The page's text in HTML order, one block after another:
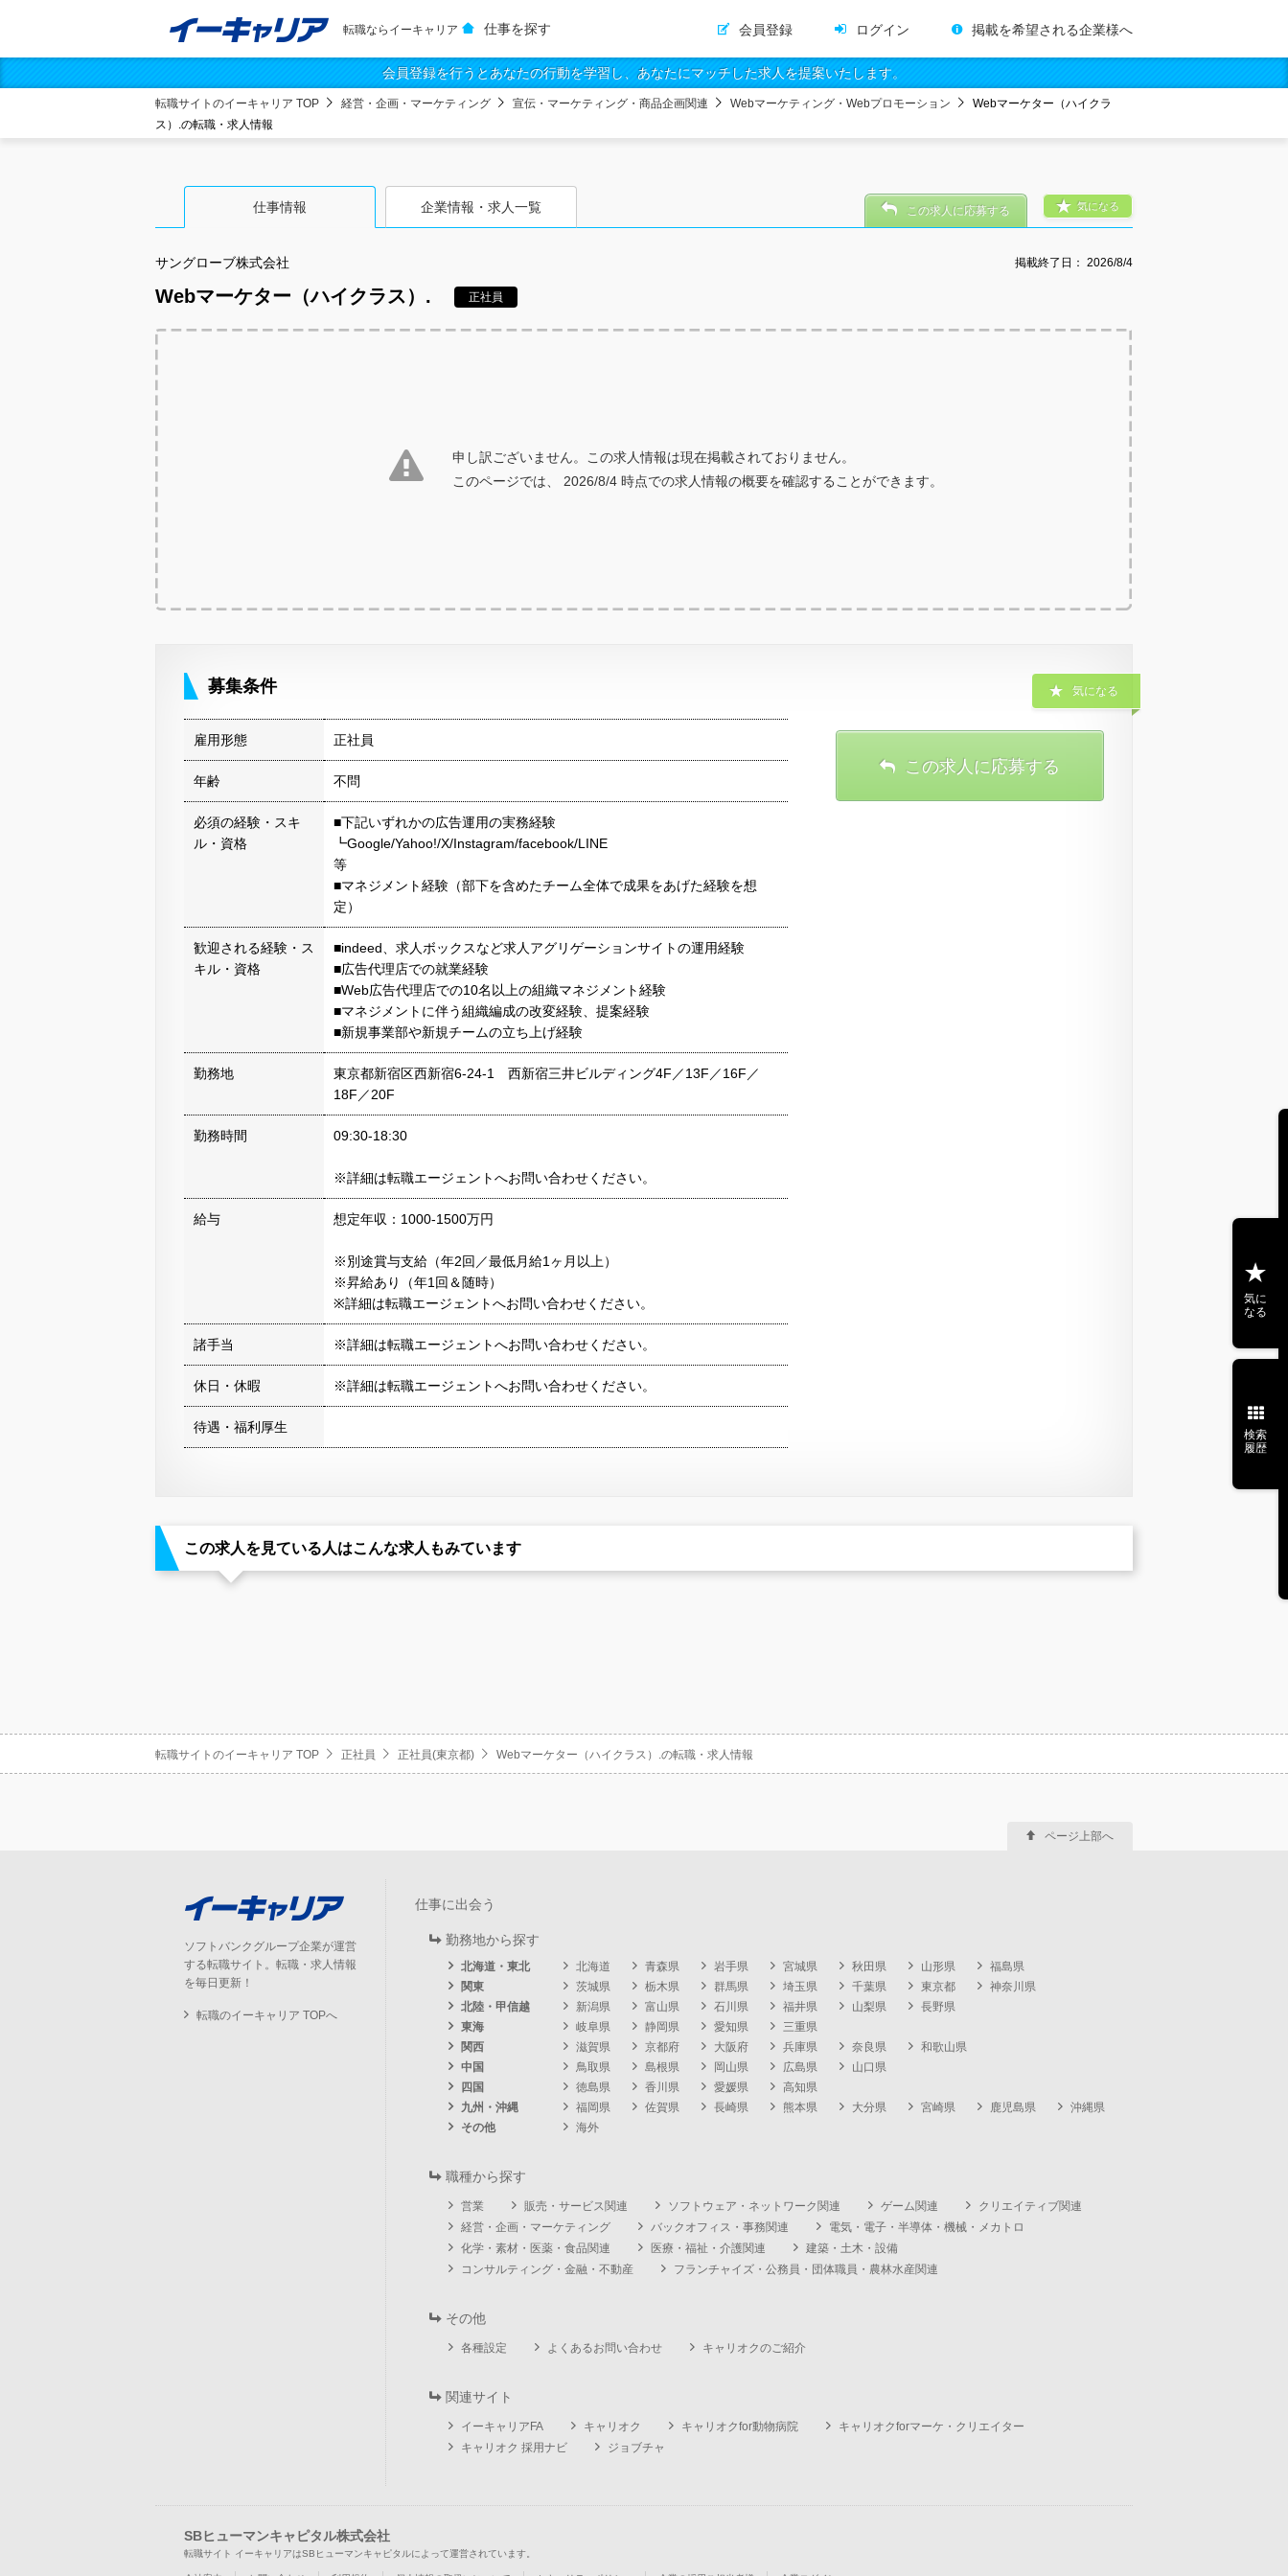
転職ならイーキャリア 仕事を探す 会員登録 ログイン 掲載を希望される企業様へ
会員登録を行うとあなたの行動を学習し、あなたにマッチした求人を提案いたします。
転職サイトのイーキャリア TOP 経営・企画・マーケティング 宣伝・マーケティング・商品企画関連 Webマーケティング・Webプロモーション
Webマーケター（ハイクラ
ス）.の転職・求人情報
仕事情報 企業情報・求人一覧
サングローブ株式会社 掲載終了日： 2026/8/4
Webマーケター（ハイクラス）. 正社員
気になる
この求人に応募する
申し訳ございません。この求人情報は現在掲載されておりません。
このページでは、 2026/8/4 時点での求人情報の概要を確認することができます。
募集条件
雇用形態 正社員
年齢 不問
必須の経験・スキ
ル・資格
■下記いずれかの広告運用の実務経験
┗Google/Yahoo!/X/Instagram/facebook/LINE
等
■マネジメント経験（部下を含めたチーム全体で成果をあげた経験を想
定）
歓迎される経験・ス
キル・資格
■indeed、求人ボックスなど求人アグリゲーションサイトの運用経験
■広告代理店での就業経験
■Web広告代理店での10名以上の組織マネジメント経験
■マネジメントに伴う組織編成の改変経験、提案経験
■新規事業部や新規チームの立ち上げ経験
勤務地
東京都新宿区西新宿6-24-1 西新宿三井ビルディング4F／13F／16F／
18F／20F
勤務時間 09:30-18:30
※詳細は転職エージェントへお問い合わせください。
給与 想定年収：1000-1500万円
※別途賞与支給（年2回／最低月給1ヶ月以上）
※昇給あり（年1回＆随時）
※詳細は転職エージェントへお問い合わせください。
諸手当 ※詳細は転職エージェントへお問い合わせください。
休日・休暇 ※詳細は転職エージェントへお問い合わせください。
待遇・福利厚生
気になる
この求人に応募する
この求人を見ている人はこんな求人もみています
転職サイトのイーキャリア TOP 正社員 正社員(東京都) Webマーケター（ハイクラス）.の転職・求人情報
気に
なる
検索
履歴
ソフトバンクグループ企業が運営
する転職サイト。転職・求人情報
を毎日更新！
転職のイーキャリア TOPへ
仕事に出会う
勤務地から探す
北海道・東北 北海道 青森県 岩手県 宮城県 秋田県 山形県
福島県
関東
茨城県 栃木県 群馬県 埼玉県 千葉県 東京都
神奈川県
北陸・甲信越
新潟県 富山県 石川県 福井県 山梨県
長野県
東海
岐阜県 静岡県 愛知県
三重県
関西
滋賀県 京都府 大阪府 兵庫県 奈良県
和歌山県
中国
鳥取県 島根県 岡山県 広島県
山口県
四国
徳島県 香川県 愛媛県
高知県
九州・沖縄
福岡県 佐賀県 長崎県 熊本県 大分県 宮崎県 鹿児島県
沖縄県
その他
海外
職種から探す
営業 販売・サービス関連 ソフトウェア・ネットワーク関連 ゲーム関連
クリエイティブ関連
経営・企画・マーケティング
バックオフィス・事務関連
電気・電子・半導体・機械・メカトロ
化学・素材・医薬・食品関連
医療・福祉・介護関連
建築・土木・設備
コンサルティング・金融・不動産
フランチャイズ・公務員・団体職員・農林水産関連
その他
各種設定 よくあるお問い合わせ キャリオクのご紹介
関連サイト
イーキャリアFA キャリオク キャリオクfor動物病院
キャリオクforマーケ・クリエイター
キャリオク 採用ナビ
ジョブチャ
SBヒューマンキャピタル株式会社
転職サイト イーキャリアはSBヒューマンキャピタルによって運営されています。
ページ上部へ